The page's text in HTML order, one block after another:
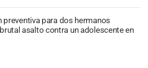
preventiva para dos hermanos
asalto contra un adolescente en